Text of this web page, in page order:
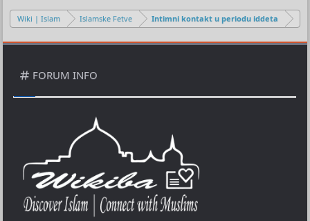
Wiki | Islam Islamske Fetve Intimni kontakt u periodu iddeta
FORUM INFO